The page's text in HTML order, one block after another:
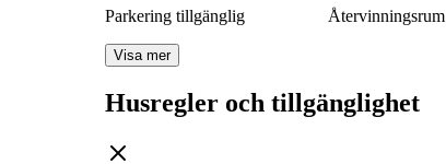
Parkering tillgänglig Återvinningsrum
Visa mer
Husregler och tillgänglighet